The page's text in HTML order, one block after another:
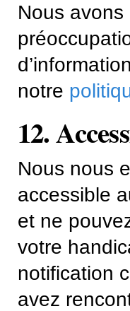
Nous
notre
12.
Nous nous
accessible
et ne
votre
notification
avez